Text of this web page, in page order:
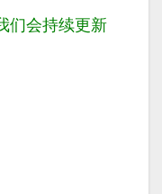
们会持续更新